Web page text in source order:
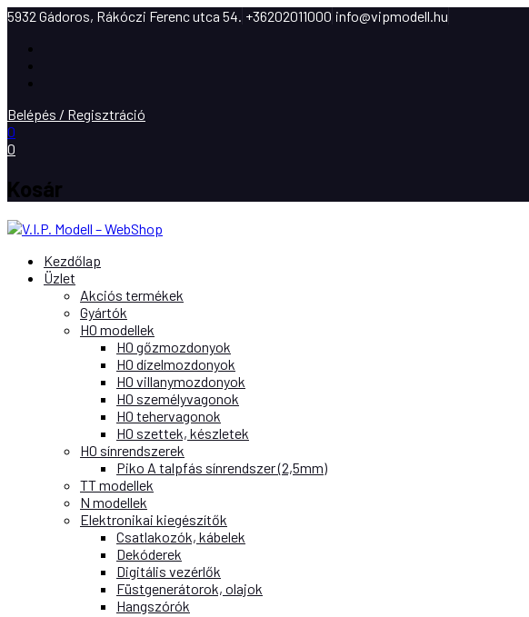
5932 Gádoros, Rákóczi Ferenc utca 54. +36202011000 info@vipmodell.hu
Belépés / Regisztráció
0
0
Kosár
Kezdőlap
Üzlet
Akciós termékek
Gyártók
H0 modellek
H0 gőzmozdonyok
H0 dízelmozdonyok
H0 villanymozdonyok
H0 személyvagonok
H0 tehervagonok
H0 szettek, készletek
H0 sínrendszerek
Piko A talpfás sínrendszer (2,5mm)
TT modellek
N modellek
Elektronikai kiegészítők
Csatlakozók, kábelek
Dekóderek
Digitális vezérlők
Füstgenerátorok, olajok
Hangszórók